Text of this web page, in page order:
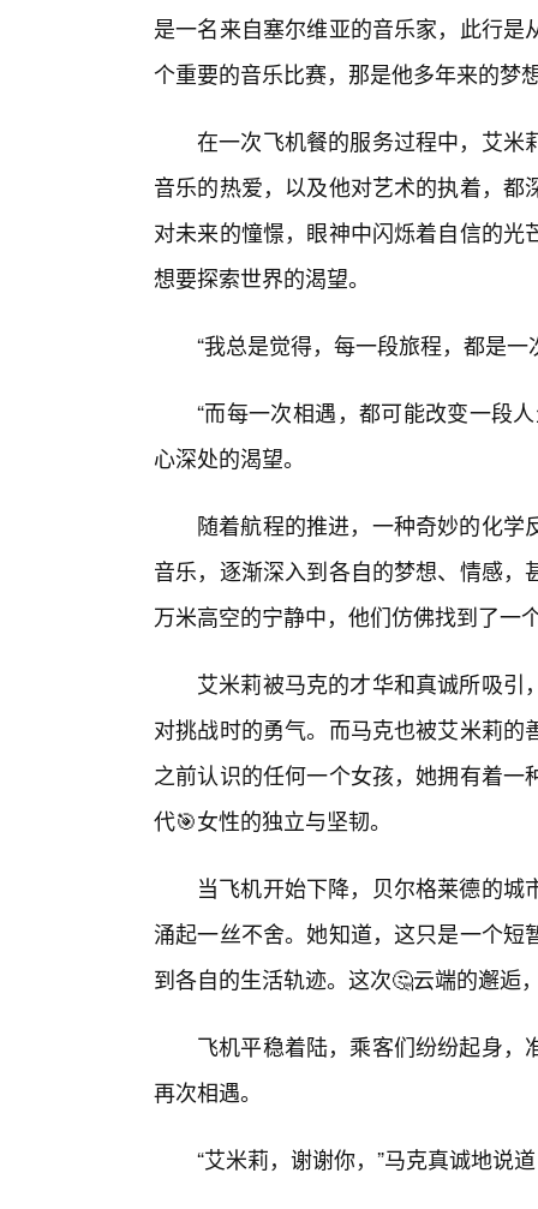
是一名来自塞尔维亚的音乐家，此行
个重要的音乐比赛，那是他多年来的梦
在一次飞机餐的服务过程中，艾米
音乐的热爱，以及他对艺术的执着，
对未来的憧憬，眼神中闪烁着自信的
想要探索世界的渴望。
“我总是觉得，每一段旅程，都是
“而每一次相遇，都可能改变一段
心深处的渴望。
随着航程的推进，一种奇妙的化
音乐，逐渐深入到各自的梦想、情感
万米高空的宁静中，他们仿佛找到了一
艾米莉被马克的才华和真诚所吸
对挑战时的勇气。而马克也被艾米莉
之前认识的任何一个女孩，她拥有着
代🎯女性的独立与坚韧。
当飞机开始下降，贝尔格莱德的
涌起一丝不舍。她知道，这只是一个
到各自的生活轨迹。这次🤔云端的邂逅
飞机平稳着陆，乘客们纷纷起身
再次相遇。
“艾米莉，谢谢你，”马克真诚地说